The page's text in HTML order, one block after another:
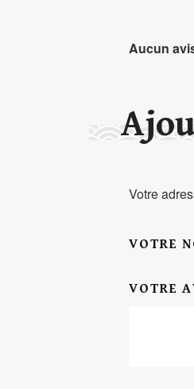
Aucun
Votre
VOTRE
VOTRE